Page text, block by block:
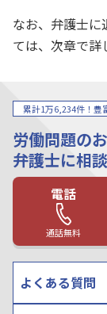
なお、弁護士
ては、次章で詳
累計1万6,234件！豊
労働問題の
弁護士に相
電話
通話無料
よくある質問